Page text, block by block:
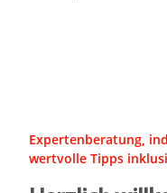
Expertenberatung,
wertvolle Tipps